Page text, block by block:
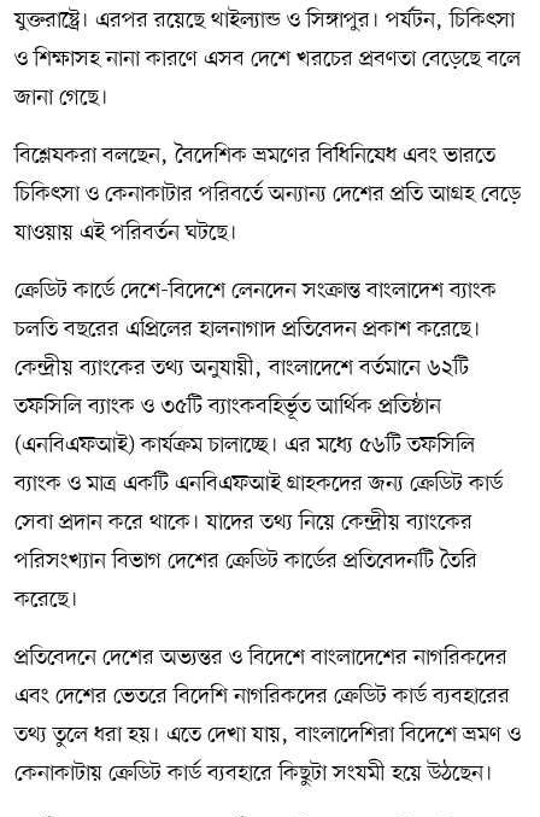
যুক্তরাষ্ট্রে। এরপর রয়েছে থাইল্যান্ড ও সিঙ্গাপুর। পর্যটন, চিকিৎসা
ও শিক্ষাসহ নানা কারণে এসব দেশে খরচের প্রবণতা বেড়েছে বলে
জানা গেছে।
বিশ্লেষকরা বলছেন, বৈদেশিক ভ্রমণের বিধিনিষেধ এবং ভারতে
চিকিৎসা ও কেনাকাটার পরিবর্তে অন্যান্য দেশের প্রতি আগ্রহ বেড়ে
যাওয়ায় এই পরিবর্তন ঘটছে।
ক্রেডিট কার্ডে দেশে-বিদেশে লেনদেন সংক্রান্ত বাংলাদেশ ব্যাংক
চলতি বছরের এপ্রিলের হালনাগাদ প্রতিবেদন প্রকাশ করেছে।
কেন্দ্রীয় ব্যাংকের তথ্য অনুযায়ী, বাংলাদেশে বর্তমানে ৬২টি
তফসিলি ব্যাংক ও ৩৫টি ব্যাংকবহির্ভূত আর্থিক প্রতিষ্ঠান
(এনবিএফআই) কার্যক্রম চালাচ্ছে। এর মধ্যে ৫৬টি তফসিলি
ব্যাংক ও মাত্র একটি এনবিএফআই গ্রাহকদের জন্য ক্রেডিট কার্ড
সেবা প্রদান করে থাকে। যাদের তথ্য নিয়ে কেন্দ্রীয় ব্যাংকের
পরিসংখ্যান বিভাগ দেশের ক্রেডিট কার্ডের প্রতিবেদনটি তৈরি
করেছে।
প্রতিবেদনে দেশের অভ্যন্তর ও বিদেশে বাংলাদেশের নাগরিকদের
এবং দেশের ভেতরে বিদেশি নাগরিকদের ক্রেডিট কার্ড ব্যবহারের
তথ্য তুলে ধরা হয়। এতে দেখা যায়, বাংলাদেশিরা বিদেশে ভ্রমণ ও
কেনাকাটায় ক্রেডিট কার্ড ব্যবহারে কিছুটা সংযমী হয়ে উঠছেন।